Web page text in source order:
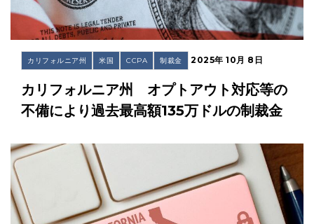
カリフォルニア州 米国 CCPA 制裁金 2025年 10月 8日
カリフォルニア州 オプトアウト対応等の
不備により過去最高額135万ドルの制裁金